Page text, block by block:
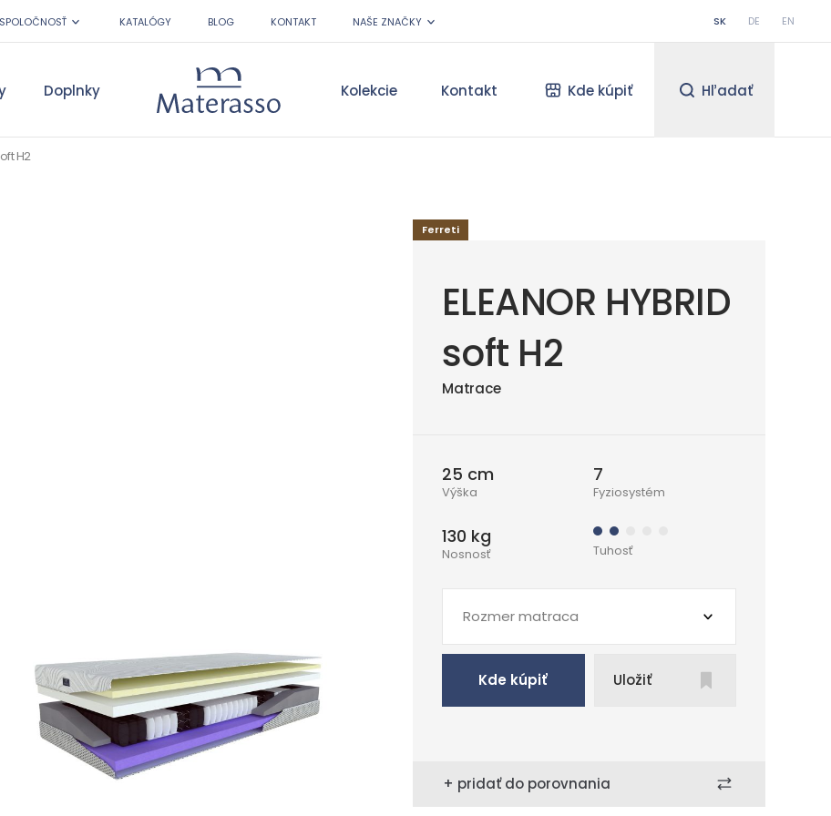
SPOLOČNOSŤ KATALÓGY BLOG KONTAKT NAŠE ZNAČKY SK DE EN
Materasso Kolekcie Kontakt Kde kúpiť Hľadať
Doplnky
H2
Ferreti
ELEANOR HYBRID
soft H2
Matrace
Výška
25 cm
Fyziosystém
7
Nosnosť
130 kg
Tuhosť
Rozmer matraca
Kde kúpiť Uložiť
+ pridať do porovnania